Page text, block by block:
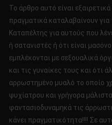
Το άρθρο αυτό είναι
πραγματικά καταλαβαίνουν για
Καταπέλτης για αυτούς που
ή σατανιστές ή ότι είναι
εμπλέκονται με σεξουαλικά
και τις γυναίκες τους και ότι
αρρωστημένο μυαλό το οποίο
ψυχίατρου και γρήγορα
φαντασιοδυναμηκά τις
κάνει πραγματικότητα!!!! Σε